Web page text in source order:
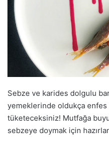
ö
e
r
m
e
Sebze ve karides dolgulu
yemeklerinde oldukça enfes
tüketeceksiniz! Mutfağa
sebzeye doymak için